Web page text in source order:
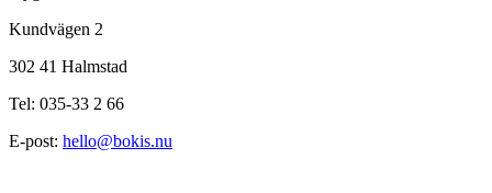
Kundvägen 2
302 41 Halmstad
Tel: 035-33 2 66
E-post: hello@bokis.nu